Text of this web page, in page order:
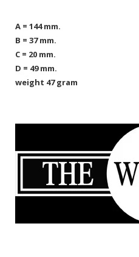
A = 144 mm.
B = 37 mm.
C = 20 mm.
D = 49 mm.
weight 47 gram